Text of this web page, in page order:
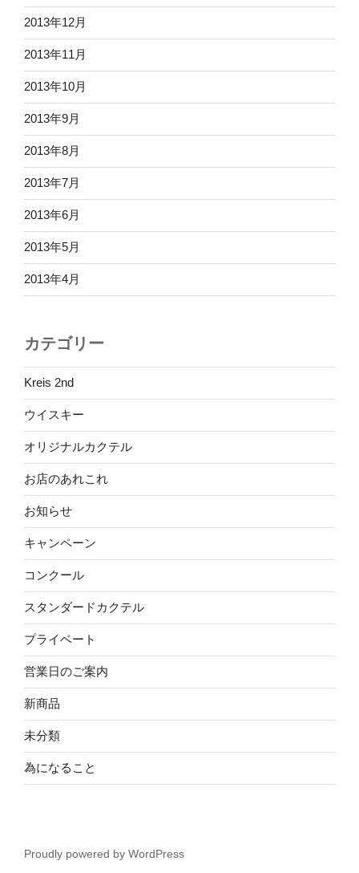
2013年12月
2013年11月
2013年10月
2013年9月
2013年8月
2013年7月
2013年6月
2013年5月
2013年4月
カテゴリー
Kreis 2nd
ウイスキー
オリジナルカクテル
お店のあれこれ
お知らせ
キャンペーン
コンクール
スタンダードカクテル
プライベート
営業日のご案内
新商品
未分類
為になること
Proudly powered by WordPress